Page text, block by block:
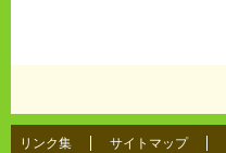
リンク集 サイトマップ